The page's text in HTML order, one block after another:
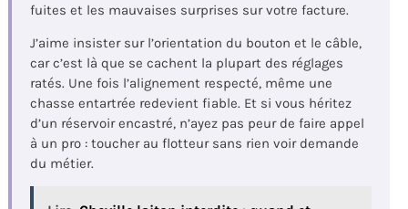
fuites et les mauvaises surprises sur votre facture.
J’aime insister sur l’orientation du bouton et le câble,
car c’est là que se cachent la plupart des réglages
ratés. Une fois l’alignement respecté, même une
chasse entartrée redevient fiable. Et si vous héritez
d’un réservoir encastré, n’ayez pas peur de faire appel
à un pro : toucher au flotteur sans rien voir demande
du métier.